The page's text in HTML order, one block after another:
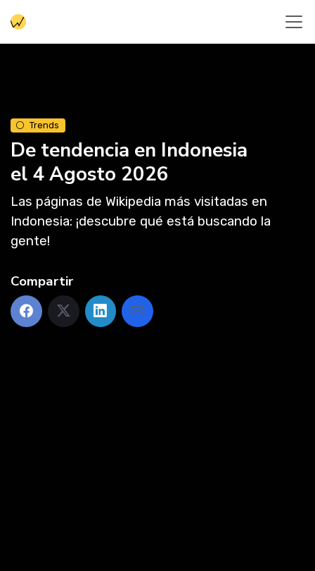
Trends
De tendencia en Indonesia
el 4 Agosto 2026
Las páginas de Wikipedia más visitadas en
Indonesia: ¡descubre qué está buscando la
gente!
Compartir